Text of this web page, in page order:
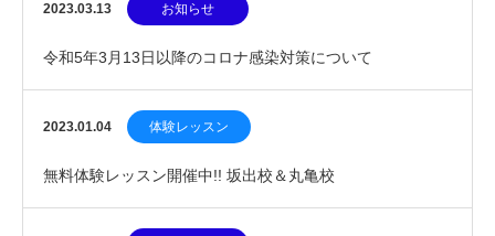
2023.03.13 お知らせ
令和5年3月13日以降のコロナ感染対策について
2023.01.04 体験レッスン
無料体験レッスン開催中!! 坂出校＆丸亀校